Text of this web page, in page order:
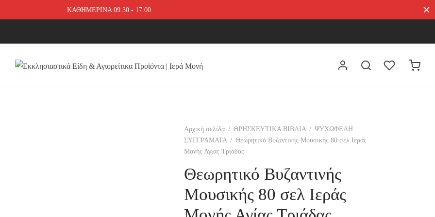
ΚΑΘΗΜΕΡΙΝΑ 09:30 - 17:00
Αρχική σελίδα / ΘΡΗΣΚΕΥΤΙΚΑ ΒΙΒΛΙΑ / ΨΥΧΩΦΕΛΗ
ΣΥΓΓΡΑΜΑΤΑ / Θεωρητικό Βυζαντινής Μουσικής 80 σελ Ιεράς
Μονής Αγίας Τριάδας
Θεωρητικό Βυζαντινής
Μουσικής 80 σελ Ιεράς